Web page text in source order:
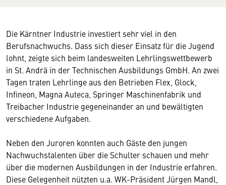
Die Kärntner Industrie investiert sehr viel in den
Berufsnachwuchs. Dass sich dieser Einsatz für die Jugend
lohnt, zeigte sich beim landesweiten Lehrlingswettbewerb
in St. Andrä in der Technischen Ausbildungs GmbH. An zwei
Tagen traten Lehrlinge aus den Betrieben Flex, Glock,
Infineon, Magna Auteca, Springer Maschinenfabrik und
Treibacher Industrie gegeneinander an und bewältigten
verschiedene Aufgaben.
Neben den Juroren konnten auch Gäste den jungen
Nachwuchstalenten über die Schulter schauen und mehr
über die modernen Ausbildungen in der Industrie erfahren.
Diese Gelegenheit nützten u.a. WK-Präsident Jürgen Mandl,